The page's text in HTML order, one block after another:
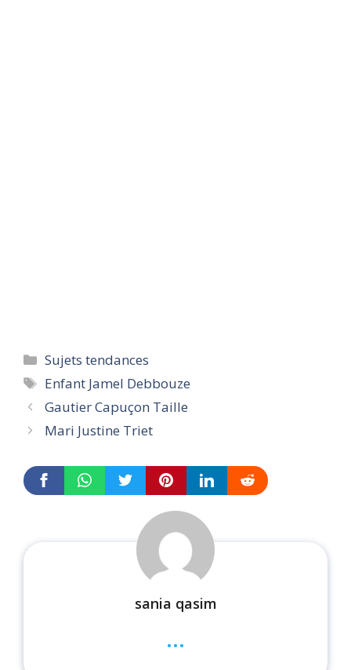
Categories
Sujets tendances
Tags
Enfant Jamel Debbouze
Gautier Capuçon Taille
Mari Justine Triet
sania qasim
...